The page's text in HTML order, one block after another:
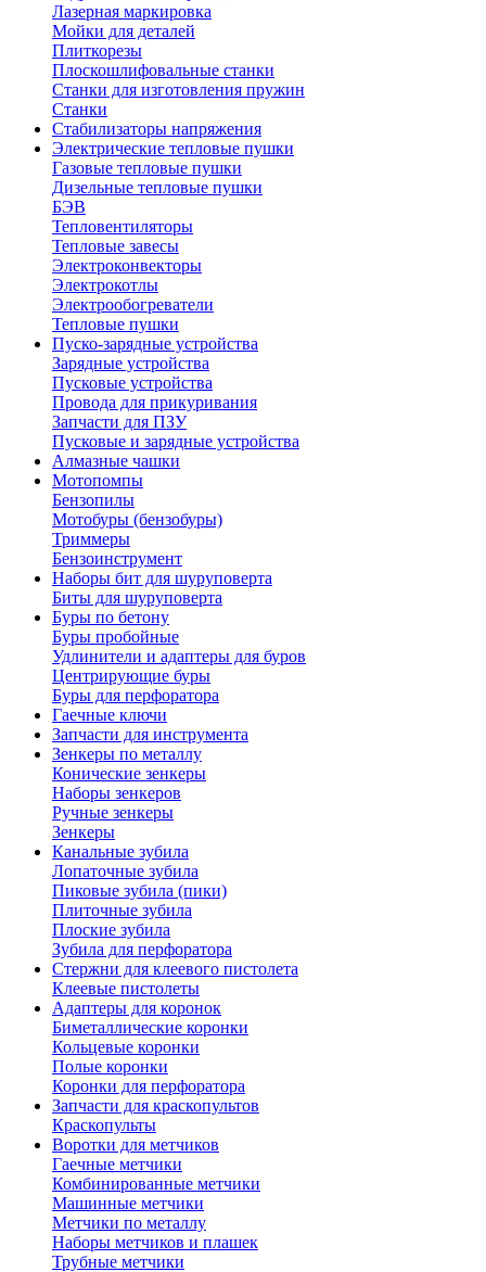
Лазерная маркировка
Мойки для деталей
Плиткорезы
Плоскошлифовальные станки
Станки для изготовления пружин
Станки
Стабилизаторы напряжения
Электрические тепловые пушки
Газовые тепловые пушки
Дизельные тепловые пушки
БЭВ
Тепловентиляторы
Тепловые завесы
Электроконвекторы
Электрокотлы
Электрообогреватели
Тепловые пушки
Пуско-зарядные устройства
Зарядные устройства
Пусковые устройства
Провода для прикуривания
Запчасти для ПЗУ
Пусковые и зарядные устройства
Алмазные чашки
Мотопомпы
Бензопилы
Мотобуры (бензобуры)
Триммеры
Бензоинструмент
Наборы бит для шуруповерта
Биты для шуруповерта
Буры по бетону
Буры пробойные
Удлинители и адаптеры для буров
Центрирующие буры
Буры для перфоратора
Гаечные ключи
Запчасти для инструмента
Зенкеры по металлу
Конические зенкеры
Наборы зенкеров
Ручные зенкеры
Зенкеры
Канальные зубила
Лопаточные зубила
Пиковые зубила (пики)
Плиточные зубила
Плоские зубила
Зубила для перфоратора
Стержни для клеевого пистолета
Клеевые пистолеты
Адаптеры для коронок
Биметаллические коронки
Кольцевые коронки
Полые коронки
Коронки для перфоратора
Запчасти для краскопультов
Краскопульты
Воротки для метчиков
Гаечные метчики
Комбинированные метчики
Машинные метчики
Метчики по металлу
Наборы метчиков и плашек
Трубные метчики